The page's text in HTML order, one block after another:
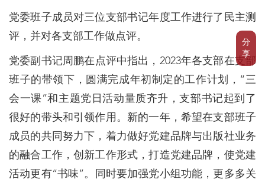
分
享
党委班子成员对三位支部书记年度工作进行了民主测
评，并对各支部工作做点评。
党委副书记周鹏在点评中指出，2023年各支部在支部
班子的带领下，圆满完成年初制定的工作计划，“三
会一课”和主题党日活动量质齐升，支部书记起到了
很好的带头和引领作用。新的一年，希望在支部班子
成员的共同努力下，着力做好党建品牌与出版社业务
的融合工作，创新工作形式，打造党建品牌，使党建
活动更有“书味”。同时要加强党小组功能，更多多关